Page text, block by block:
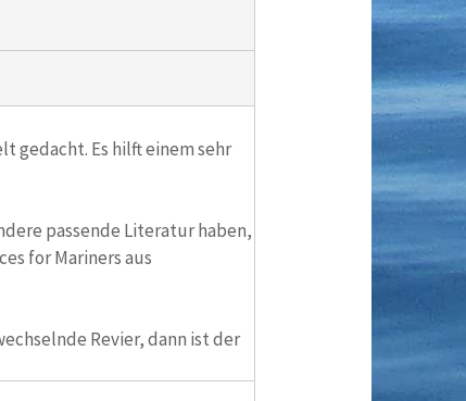
gedacht. Es hilft einem sehr
passende Literatur haben,
for Mariners aus
Revier, dann ist der